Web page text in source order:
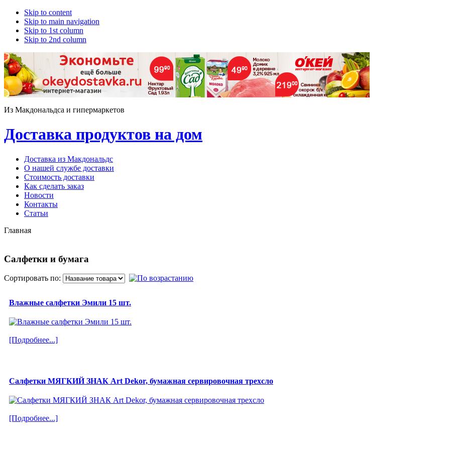
Skip to content
Skip to main navigation
Skip to 1st column
Skip to 2nd column
Из Макдональдса и гипермаркетов
Доставка продуктов на дом
Доставка из Макдональдс
О нашей службе доставки
Стоимость доставки
Как сделать заказ
Новости
Контакты
Статьи
Главная
Салфетки и бумага
Сортировать по:
Влажные салфетки Эмили 15 шт.
[Подробнее...]
Салфетки МЯГКИЙ ЗНАК Art Dekor, бумажная сервировочная трехсло
[Подробнее...]